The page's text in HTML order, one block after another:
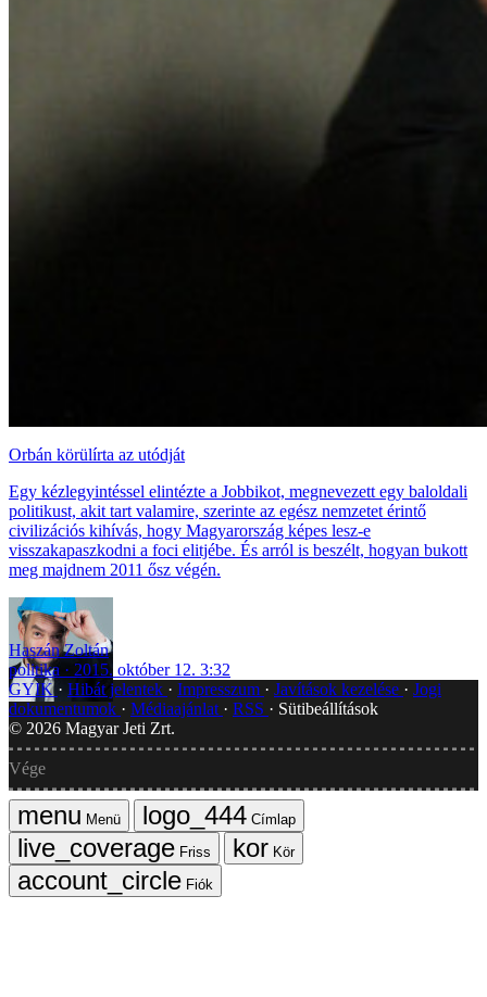
Orbán körülírta az utódját
Egy kézlegyintéssel elintézte a Jobbikot, megnevezett egy baloldali
politikust, akit tart valamire, szerinte az egész nemzetet érintő
civilizációs kihívás, hogy Magyarország képes lesz-e
visszakapaszkodni a foci elitjébe. És arról is beszélt, hogyan bukott
meg majdnem 2011 ősz végén.
Haszán Zoltán
politika
2015. október 12. 3:32
GYIK
Hibát jelentek Impresszum Javítások kezelése
Jogi
dokumentumok
Médiaajánlat RSS
Sütibeállítások
© 2026 Magyar Jeti Zrt.
Vége
Menü
Címlap
Friss
Kör
Fiók